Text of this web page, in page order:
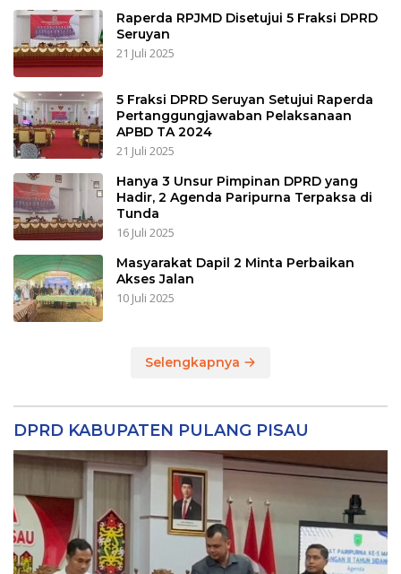
Raperda RPJMD Disetujui 5 Fraksi DPRD
Seruyan
21 Juli 2025
5 Fraksi DPRD Seruyan Setujui Raperda
Pertanggungjawaban Pelaksanaan
APBD TA 2024
21 Juli 2025
Hanya 3 Unsur Pimpinan DPRD yang
Hadir, 2 Agenda Paripurna Terpaksa di
Tunda
16 Juli 2025
Masyarakat Dapil 2 Minta Perbaikan
Akses Jalan
10 Juli 2025
Selengkapnya
DPRD KABUPATEN PULANG PISAU